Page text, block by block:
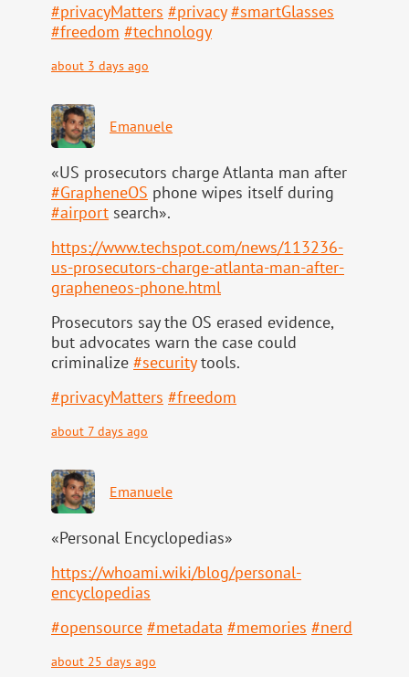
#privacyMatters #privacy #smartGlasses
#freedom #technology
about 3 days ago
Emanuele
«US prosecutors charge Atlanta man after
#GrapheneOS phone wipes itself during
#airport search».
https://www.techspot.com/news/113236-
us-prosecutors-charge-atlanta-man-after-
grapheneos-phone.html
Prosecutors say the OS erased evidence,
but advocates warn the case could
criminalize #securitytools.
#privacyMatters #freedom
about 7 days ago
Emanuele
«Personal Encyclopedias»
https://whoami.wiki/blog/personal-
encyclopedias
#opensource #metadata #memories #nerd
about 25 days ago